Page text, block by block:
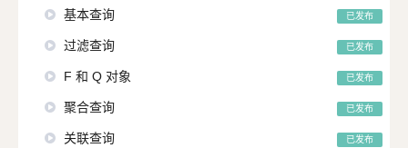
基本查询 已发布
过滤查询 已发布
F 和 Q 对象 已发布
聚合查询 已发布
关联查询 已发布